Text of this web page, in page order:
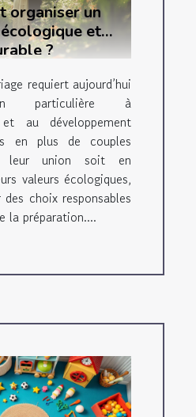
organiser un
et
?
requiert aujourd’hui
particulière à
et au développement
en plus de couples
leur union soit en
valeurs écologiques,
choix responsables
la préparation....